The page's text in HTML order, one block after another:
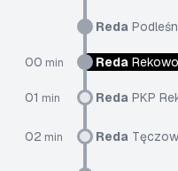
Reda
00 min Reda
01 min Reda PKP
02 min Reda